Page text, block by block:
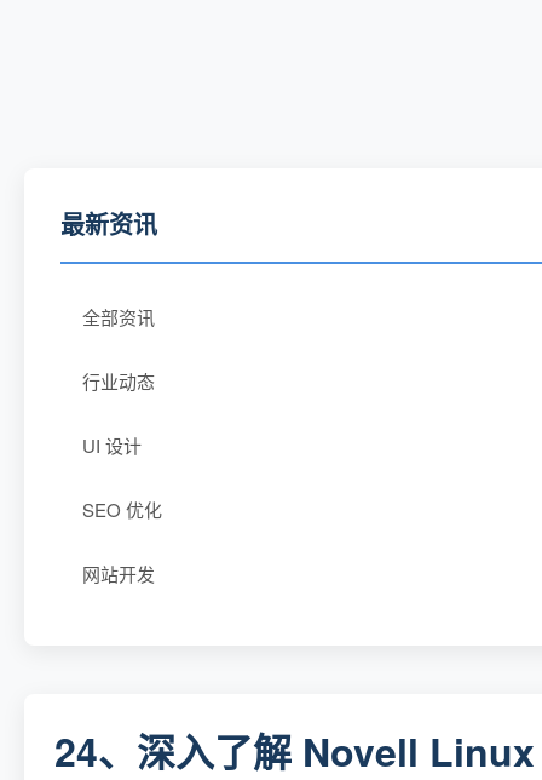
最新资讯
全部资讯
行业动态
UI 设计
SEO 优化
网站开发
24、深入了解 Novell